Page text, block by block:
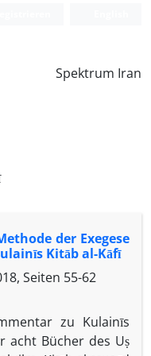
Spektrum Iran
der Exegese
Kitāb al-Kāfī
Seiten 55-62
zu Kulainīs
acht Bücher des Uṣ